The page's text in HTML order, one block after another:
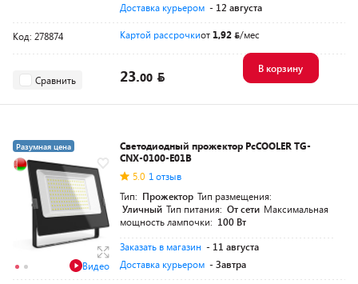
Доставка курьером - 12 августа
Код: 278874 Картой рассрочкиот 1,92 /мес
Сравнить 23.00
В корзину
Разумная цена
Видео
Светодиодный прожектор PcCOOLER TG-
CNX-0100-E01B
5.0 1 отзыв
Тип: Прожектор Тип размещения:
Уличный Тип питания: От сети Максимальная
мощность лампочки: 100 Вт
Заказать в магазин - 11 августа
Доставка курьером - Завтра